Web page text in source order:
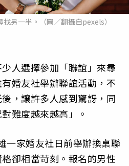
另一半。（圖／翻攝自pexels）
人選擇參加「聯誼」來尋
婚友社舉辦聯誼活動，不
，讓許多人感到驚訝，同
難度越來越高」。
一家婚友社日前舉辦換桌聯
卻相當苛刻。報名的男性